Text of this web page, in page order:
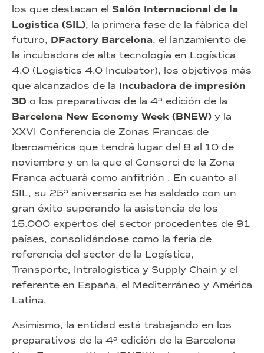
los que destacan el Salón Internacional de la
Logística (SIL), la primera fase de la fábrica del
futuro, DFactory Barcelona, el lanzamiento de
la incubadora de alta tecnología en Logística
4.0 (Logistics 4.0 Incubator), los objetivos más
que alcanzados de la Incubadora de impresión
3D o los preparativos de la 4ª edición de la
Barcelona New Economy Week (BNEW) y la
XXVI Conferencia de Zonas Francas de
Iberoamérica que tendrá lugar del 8 al 10 de
noviembre y en la que el Consorci de la Zona
Franca actuará como anfitrión . En cuanto al
SIL, su 25ª aniversario se ha saldado con un
gran éxito superando la asistencia de los
15.000 expertos del sector procedentes de 91
países, consolidándose como la feria de
referencia del sector de la Logística,
Transporte, Intralogística y Supply Chain y el
referente en España, el Mediterráneo y América
Latina.
Asimismo, la entidad está trabajando en los
preparativos de la 4ª edición de la Barcelona